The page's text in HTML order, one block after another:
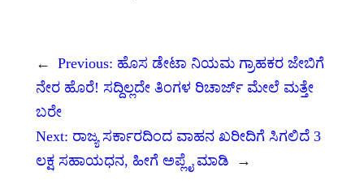
← Previous: ಹೊಸ ಡೇಟಾ ನಿಯಮ ಗ್ರಾಹಕರ ಜೇಬಿಗೆ
ನೇರ ಹೊರೆ! ಸದ್ದಿಲ್ಲದೇ ತಿಂಗಳ ರಿಚಾರ್ಜ್ ಮೇಲೆ ಮತ್ತೇ
ಬರೇ
Next: ರಾಜ್ಯ ಸರ್ಕಾರದಿಂದ ವಾಹನ ಖರೀದಿಗೆ ಸಿಗಲಿದೆ 3
ಲಕ್ಷ ಸಹಾಯಧನ, ಹೀಗೆ ಅಪ್ಲೈ ಮಾಡಿ
→